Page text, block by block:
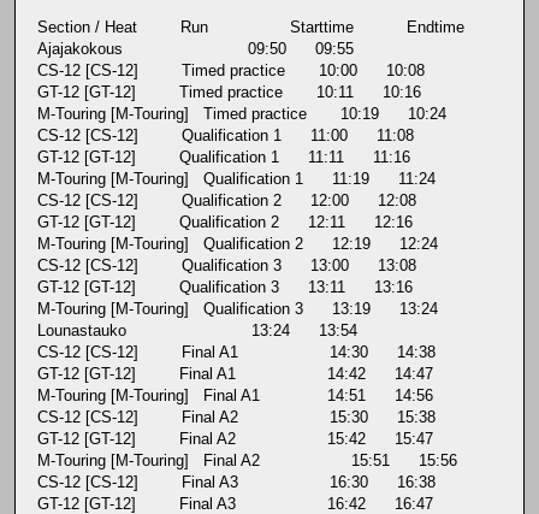
Section / Heat Run Starttime Endtime
Ajajakokous 09:50 09:55
CS-12 [CS-12] Timed practice 10:00 10:08
GT-12 [GT-12] Timed practice 10:11 10:16
M-Touring [M-Touring] Timed practice 10:19 10:24
CS-12 [CS-12] Qualification 1 11:00 11:08
GT-12 [GT-12] Qualification 1 11:11 11:16
M-Touring [M-Touring] Qualification 1 11:19 11:24
CS-12 [CS-12] Qualification 2 12:00 12:08
GT-12 [GT-12] Qualification 2 12:11 12:16
M-Touring [M-Touring] Qualification 2 12:19 12:24
CS-12 [CS-12] Qualification 3 13:00 13:08
GT-12 [GT-12] Qualification 3 13:11 13:16
M-Touring [M-Touring] Qualification 3 13:19 13:24
Lounastauko 13:24 13:54
CS-12 [CS-12] Final A1 14:30 14:38
GT-12 [GT-12] Final A1 14:42 14:47
M-Touring [M-Touring] Final A1 14:51 14:56
CS-12 [CS-12] Final A2 15:30 15:38
GT-12 [GT-12] Final A2 15:42 15:47
M-Touring [M-Touring] Final A2 15:51 15:56
CS-12 [CS-12] Final A3 16:30 16:38
GT-12 [GT-12] Final A3 16:42 16:47